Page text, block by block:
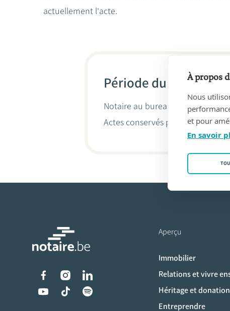
actuellement l'acte.
Période du 20/09/
Notaire au bureau ACTALEX
Actes conservés par
Sylvie
Liens vers les réseaux
Aperçu
Immobilier
Relations et vivre
Héritage et
Entreprendre
À propos
Nous
et pour
En savoir